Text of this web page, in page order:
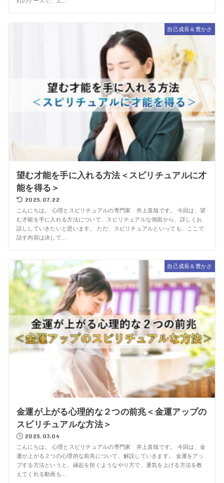
自己成長＆豊かさ
望む才能を手に入れる方法＜スピリチュアルに才
能を得る＞
2025.07.22
こんにちは。 心理とスピリチュアルの専門家 井上直哉です。 今回は、望
む才能を手に入れる方法について、スピリチュアルな側面から、詳しくお
話ししていきたいと思います。 ただ、スピリチュアルといっても、ここで
話す内容は決して...
自己成長＆豊かさ
金運が上がる心理的な２つの前兆＜金運アップの
スピリチュアルな方法＞
2025.03.04
こんにちは。 心理とスピリチュアルの専門家 井上直哉です。 今回は、金
運が上がる２つの心理的な前兆について、解説していきます。 金運をアッ
プする方法というと、縁起を担ぐようなやり方で、運気を上げる方法を教
えてくれる動画も...